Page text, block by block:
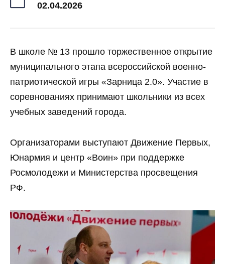
02.04.2026
В школе № 13 прошло торжественное открытие
муниципального этапа всероссийской военно-
патриотической игры «Зарница 2.0». Участие в
соревнованиях принимают школьники из всех
учебных заведений города.
Организаторами выступают Движение Первых,
Юнармия и центр «Воин» при поддержке
Росмолодежи и Министерства просвещения
РФ.